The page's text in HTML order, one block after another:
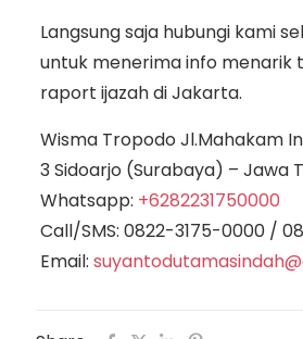
Langsung saja hubungi kami
untuk menerima info menarik
raport ijazah di Jakarta.
Wisma Tropodo Jl.Mahakam
3 Sidoarjo (Surabaya) – Jawa
Whatsapp: +6282231750000
Call/SMS: 0822-3175-0000/
Email: